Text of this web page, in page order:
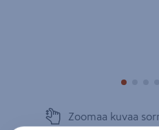
Zoomaa kuvaa